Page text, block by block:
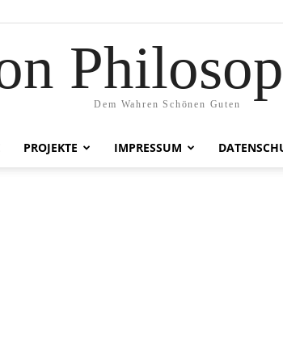
Dem Wahren Schönen Guten
PROJEKTE IMPRESSUM